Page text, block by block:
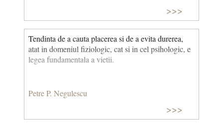
>>>
Tendinta de a cauta placerea si de a evita durerea,
atat in domeniul fiziologic, cat si in cel psihologic, e
legea fundamentala a vietii.
Petre P. Negulescu
>>>